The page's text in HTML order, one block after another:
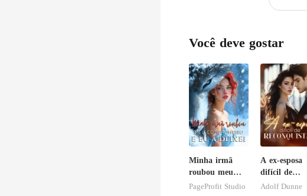
Você deve gostar
Minha irmã
roubou meu
companheiro e
PageProfit Studio
A ex-esposa
difícil de
reconquistar
Adolf Dunne